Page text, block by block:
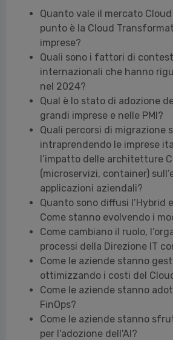
Quanto vale il mercato
punto è la Cloud
imprese?
Quali sono i fattori di
internazionali che hanno
nel 2024?
Qual è lo stato di adozione
grandi imprese e nelle PMI?
Quali percorsi di migrazione
intraprendendo le imprese
l’impatto delle architetture
(microservizi, container)
applicazioni aziendali?
Quanto sono diffusi l’Hybrid
Come stanno evolvendo i
Come cambiano il ruolo,
processi della Direzione IT
Come le aziende stanno
ottimizzando i costi del
Come le aziende stanno
FinOps?
Come le aziende stanno
per l'adozione dell'AI?